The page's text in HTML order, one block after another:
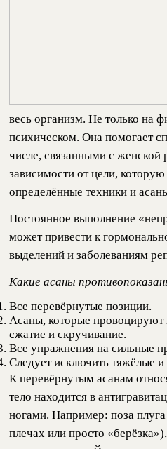
весь организм. Не только на
психическом. Она помогает
числе, связанными с женской
зависимости от цели,
определённые техники и
Постоянное выполнение
может привести к
выделений и заболеваниям
Какие асаны
Все перевёрнутые позиции.
Асаны, которые
сжатие и скручивание.
Все упражнения на сильные
Следует исключить тяжёлые
К перевёрнутым асанам
тело находится в
ногами. Например: поза плуга
плечах или просто